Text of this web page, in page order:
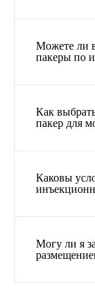
Можете ли
пакеры по
Как
пакер для
Каковы
Могу ли я